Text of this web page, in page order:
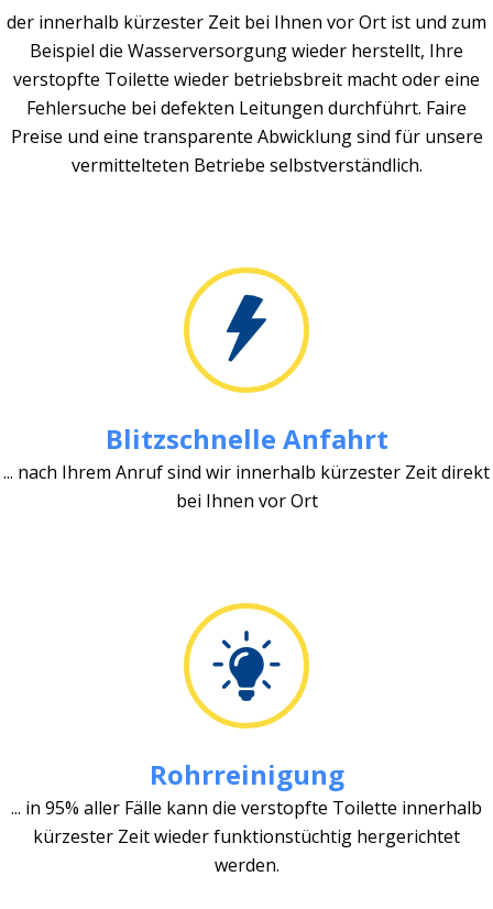
der innerhalb kürzester Zeit bei Ihnen vor Ort ist und zum
Beispiel die Wasserversorgung wieder herstellt, Ihre
verstopfte Toilette wieder betriebsbreit macht oder eine
Fehlersuche bei defekten Leitungen durchführt. Faire
Preise und eine transparente Abwicklung sind für unsere
vermittelteten Betriebe selbstverständlich.
Blitzschnelle Anfahrt
... nach Ihrem Anruf sind wir innerhalb kürzester Zeit direkt
bei Ihnen vor Ort
Rohrreinigung
... in 95% aller Fälle kann die verstopfte Toilette innerhalb
kürzester Zeit wieder funktionstüchtig hergerichtet
werden.